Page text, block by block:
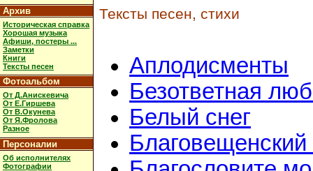
Архив
Историческая справка
Хорошая музыка
Афиши, постеры ...
Заметки
Книги
Тексты песен
Фотоальбом
От Д.Анискевича
От Е.Гиршева
От В.Окунева
От Я.Фролова
Разное
Персоналии
Об исполнителях
Фотографии
Тексты песен, стихи
Аплодисменты
Безответная
Белый снег
Благовещенский